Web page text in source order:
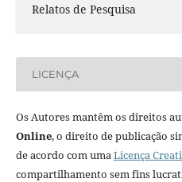
Relatos de Pesquisa
LICENÇA
Os Autores mantêm os direitos
Online, o direito de publicação
de acordo com umaLicença
compartilhamento sem fins